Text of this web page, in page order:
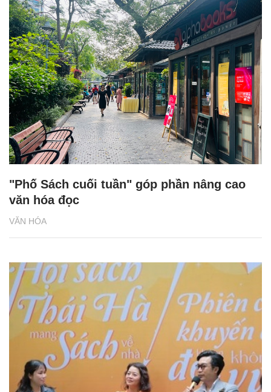
VĂN HÓA
"Phố Sách cuối tuần" góp phần nâng cao
văn hóa đọc